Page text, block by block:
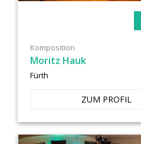
Komposition
Moritz Hauk
Fürth
ZUM PROFIL